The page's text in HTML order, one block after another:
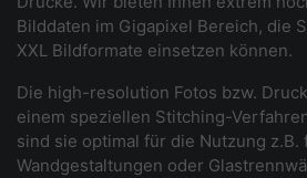
Bilddaten im Gigapixel Bereich, die
XXL Bildformate einsetzen können.
Die high-resolution Fotos bzw.
einem speziellen Stitching-
sind sie optimal für die Nutzung z.B.
Wandgestaltungen oder